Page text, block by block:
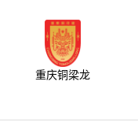
重庆铜梁龙